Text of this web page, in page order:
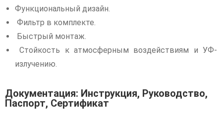
Функциональный дизайн.
Фильтр в комплекте.
Быстрый монтаж.
Стойкость к атмосферным воздействиям и УФ-
излучению.
Документация: Инструкция, Руководство,
Паспорт, Сертификат